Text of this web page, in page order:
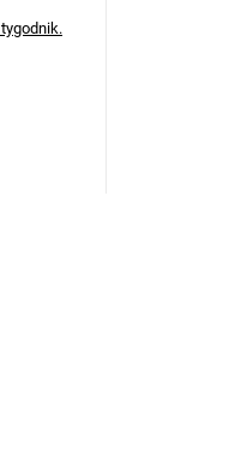
Azoty : tygodnik. 1997, nr